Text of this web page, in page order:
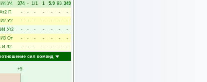
И4 У4 374 - 1/1 1 5.9 93 349
Ат2 П - - - - - -
-
И2 У2 - - - - - -
-
И4 Уг2 - - - - - -
-
И3 От - - - - - -
-
И Л2 - - - - - -
-
сил команд
+5